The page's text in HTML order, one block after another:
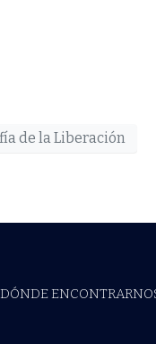
de la Liberación